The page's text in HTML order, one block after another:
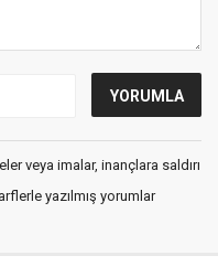
veya imalar, inançlara saldırı
yazılmış yorumlar